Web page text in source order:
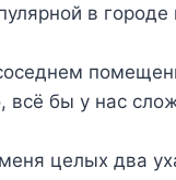
в
всё бы у нас
целых два